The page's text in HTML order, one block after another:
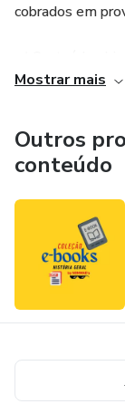
cobrados em
✔️ Macetes e
✔️ Exercícios
✔️ Linguagem
💡 Indicado para:
– Estudantes
Mostrar mais
Outros
conteúdo